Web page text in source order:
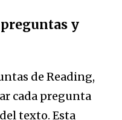
preguntas y
de Reading,
cada pregunta
texto. Esta